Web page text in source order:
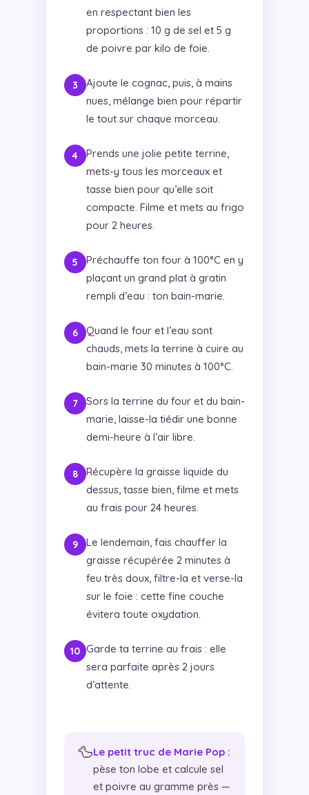
en respectant bien les
proportions : 10 g de sel et 5 g
de poivre par kilo de foie.
Ajoute le cognac, puis, à mains
nues, mélange bien pour répartir
le tout sur chaque morceau.
Prends une jolie petite terrine,
mets-y tous les morceaux et
tasse bien pour qu’elle soit
compacte. Filme et mets au frigo
pour 2 heures.
Préchauffe ton four à 100°C en y
plaçant un grand plat à gratin
rempli d’eau : ton bain-marie.
Quand le four et l’eau sont
chauds, mets la terrine à cuire au
bain-marie 30 minutes à 100°C.
Sors la terrine du four et du bain-
marie, laisse-la tiédir une bonne
demi-heure à l’air libre.
Récupère la graisse liquide du
dessus, tasse bien, filme et mets
au frais pour 24 heures.
Le lendemain, fais chauffer la
graisse récupérée 2 minutes à
feu très doux, filtre-la et verse-la
sur le foie : cette fine couche
évitera toute oxydation.
Garde ta terrine au frais : elle
sera parfaite après 2 jours
d’attente.
🦆Le petit truc de Marie Pop :
pèse ton lobe et calcule sel
et poivre au gramme près —